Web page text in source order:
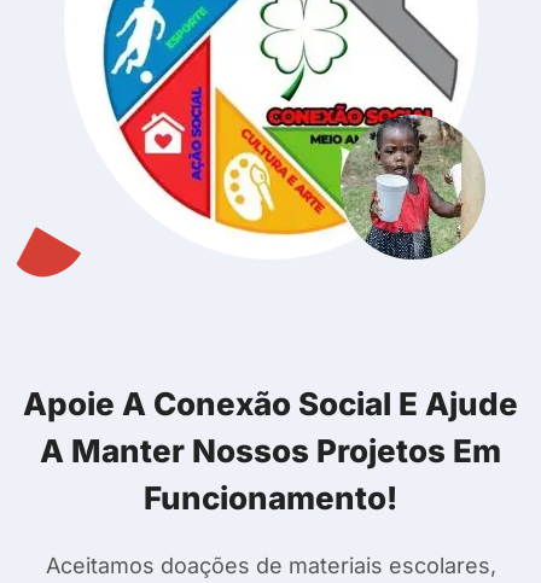
Apoie A Conexão Social E Ajude
A Manter Nossos Projetos Em
Funcionamento!
Aceitamos doações de materiais escolares,